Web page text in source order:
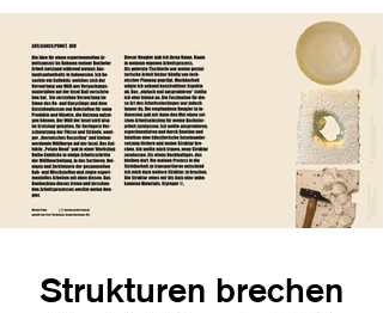
Strukturen brechen